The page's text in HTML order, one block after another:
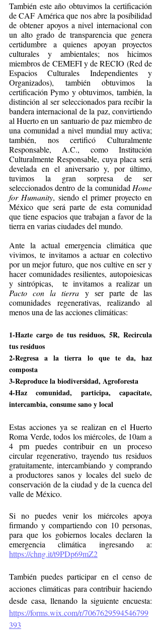
También este año obtuvimos la certificación
de CAF América que nos abre la posibilidad
de obtener apoyos a nivel internacional con
un alto grado de transparencia que genera
certidumbre a quienes apoyan proyectos
culturales y ambientales; nos hicimos
miembros de CEMEFI y de RECIO (Red de
Espacios Culturales Independientes y
Organizados), también obtuvimos la
certificación Pymo y obtuvimos, también, la
distinción al ser seleccionados para recibir la
bandera internacional de la paz, convirtiendo
al Huerto en un santuario de paz miembro de
una comunidad a nivel mundial muy activa;
también, nos certificó Culturalmente
Responsable, A.C., como Institución
Culturalmente Responsable, cuya placa será
develada en el aniversario y, por último,
tuvimos la gran sorpresa de ser
seleccionados dentro de la comunidad Home
for Humanity, siendo el primer proyecto en
México que será parte de esta comunidad
que tiene espacios que trabajan a favor de la
tierra en varias ciudades del mundo.
Ante la actual emergencia climática que
vivimos, te invitamos a actuar en colectivo
por un mejor futuro, que nos cultive en ser y
hacer comunidades resilientes, autopoiesicas
Pacto con la tierra y ser parte de las
comunidades regenerativas, realizando al
menos una de las acciones climáticas:
1-Hazte cargo de tus residuos, 5R, Recircula
tus residuos
2-Regresa a la tierra lo que te da, haz
composta
3-Reproduce la biodiversidad, Agroforesta
4-Haz comunidad, participa, capacítate,
intercambia, consume sano y local
Estas acciones ya se realizan en el Huerto
Roma Verde, todos los miércoles, de 10am a
4 pm puedes contribuir en un proceso
circular regenerativo, trayendo tus residuos
gratuitamente, intercambiando y comprando
a productores sanos y locales del suelo de
conservación de la ciudad y de la cuenca del
valle de México.
Si no puedes venir los miércoles apoya
firmando y compartiendo con 10 personas,
para que los gobiernos locales declaren la
https://chng.it/t9PDp69mZ2
También puedes participar en el censo de
acciones climáticas para contribuir haciendo
https://forms.wix.com/r/7067629594546799
393